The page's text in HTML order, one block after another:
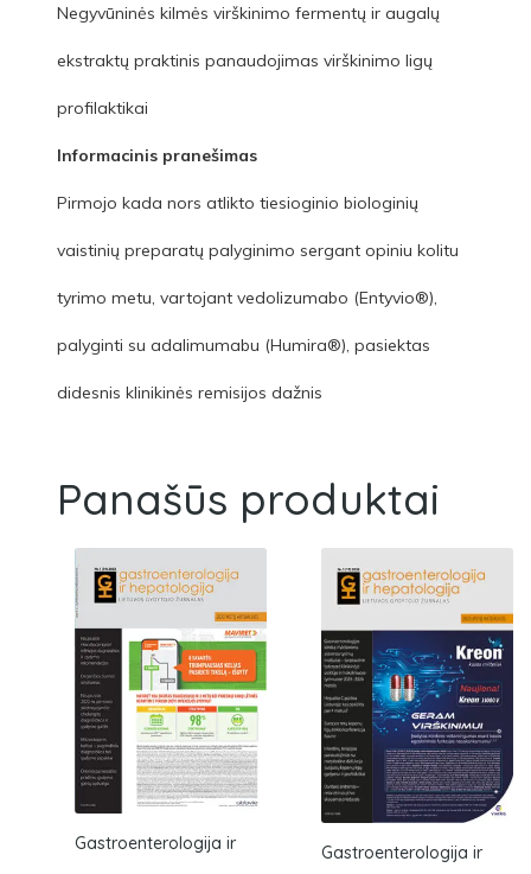
Negyvūninės kilmės virškinimo fermentų ir augalų
ekstraktų praktinis panaudojimas virškinimo ligų
profilaktikai
Informacinis pranešimas
Pirmojo kada nors atlikto tiesioginio biologinių
vaistinių preparatų palyginimo sergant opiniu kolitu
tyrimo metu, vartojant vedolizumabo (Entyvio®),
palyginti su adalimumabu (Humira®), pasiektas
didesnis klinikinės remisijos dažnis
Panašūs produktai
Gastroenterologija ir
Gastroenterologija ir